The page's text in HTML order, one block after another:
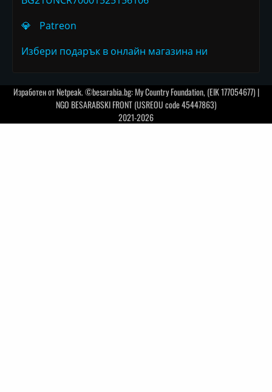
💎
Patreon
Избери подарък в онлайн магазина ни
Изработен отNetpeak. ©besarabia.bg: My Country Foundation, (EIK 177054677) |
NGO BESARABSKI FRONT (USREOU code 45447863)
2021-2026